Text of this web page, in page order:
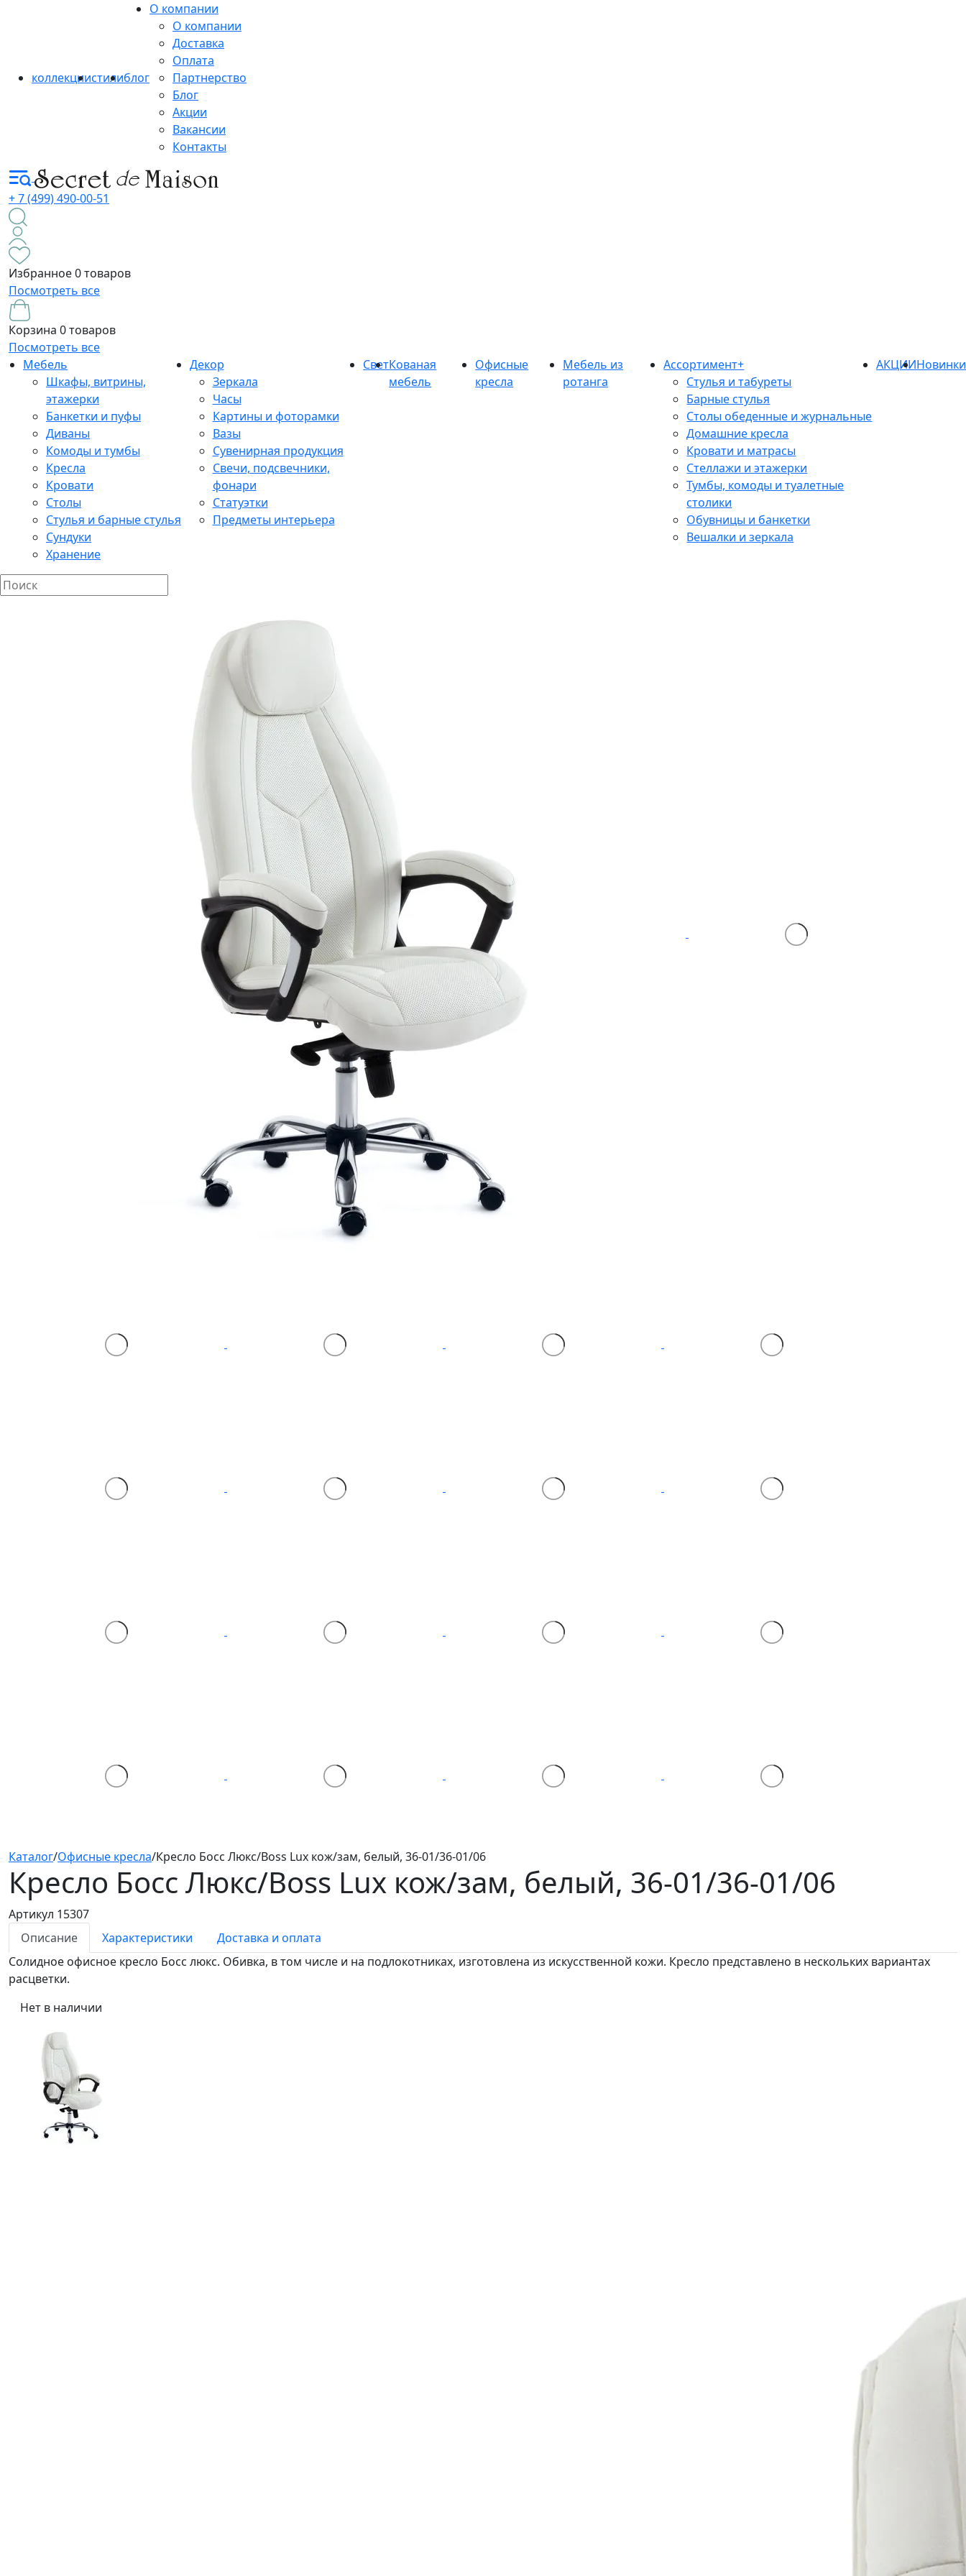
коллекциистилиблог
О компании
О компании
Доставка
Оплата
Партнерство
Блог
Акции
Вакансии
Контакты
+ 7 (499) 490-00-51
Избранное0 товаров
Посмотреть все
Корзина 0 товаров
Посмотреть все
Мебель
Шкафы, витрины,
этажерки
Банкетки и пуфы
Диваны
Комоды и тумбы
Кресла
Кровати
Столы
Стулья и барные стулья
Сундуки
Хранение
Декор
Зеркала
Часы
Картины и фоторамки
Вазы
Сувенирная продукция
Свечи, подсвечники,
фонари
Статуэтки
Предметы интерьера
СветКованая
мебель
Офисные
кресла
Мебель из
ротанга
Ассортимент+
Стулья и табуреты
Барные стулья
Столы обеденные и журнальные
Домашние кресла
Кровати и матрасы
Стеллажи и этажерки
Тумбы, комоды и туалетные
столики
Обувницы и банкетки
Вешалки и зеркала
АКЦИИНовинки
Каталог/Офисные кресла/Кресло Босс Люкс/Boss Lux кож/зам, белый, 36-01/36-01/06
Кресло Босс Люкс/Boss Lux кож/зам, белый, 36-01/36-01/06
Артикул 15307
Описание
Характеристики
Доставка и оплата
Солидное офисное кресло Босс люкс. Обивка, в том числе и на подлокотниках, изготовлена из искусственной кожи. Кресло представлено в нескольких вариантах
расцветки.
Нет в наличии